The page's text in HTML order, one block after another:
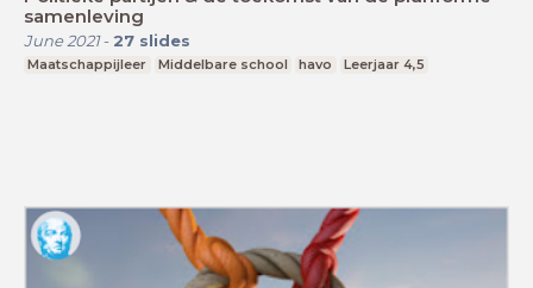
samenleving
June 2021- 27 slides
Maatschappijleer Middelbare school havo Leerjaar 4,5